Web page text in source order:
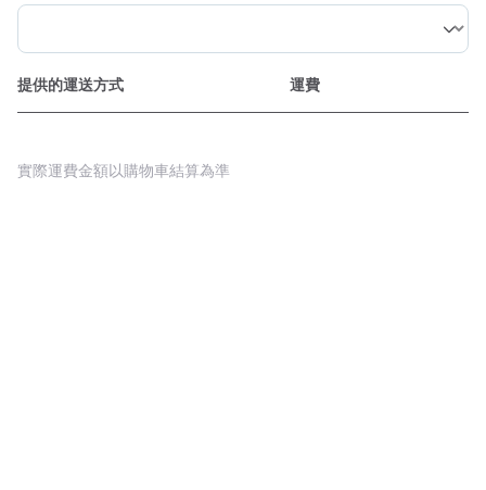
提供的運送方式 運費
實際運費金額以購物車結算為準